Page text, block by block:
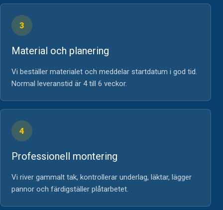
3
Material och planering
Vi beställer materialet och meddelar startdatum i god tid.
Normal leveranstid är 4 till 6 veckor.
4
Professionell montering
Vi river gammalt tak, kontrollerar underlag, läktar, lägger
pannor och färdigställer plåtarbetet.